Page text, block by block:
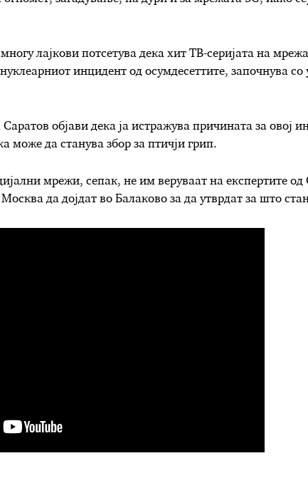
лајкови потсетува дека хит ТВ-серијата на
инцидент од осумдесеттите, започнува
објави дека ја истражува причината за овој
може да станува збор за птичји грип.
мрежи, сепак, не им веруваат на експертите од
да дојдат во Балаково за да утврдат за што